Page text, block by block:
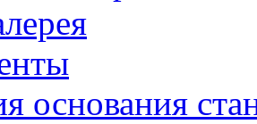
основания